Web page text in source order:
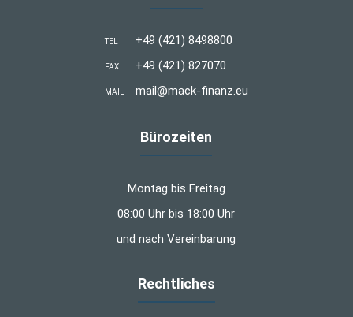
TEL +49 (421) 8498800
FAX +49 (421) 827070
MAIL mail@mack-finanz.eu
Bürozeiten
Montag bis Freitag
08:00 Uhr bis 18:00 Uhr
und nach Vereinbarung
Rechtliches